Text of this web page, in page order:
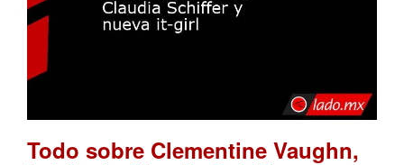
Todo sobre Clementine Vaughn,